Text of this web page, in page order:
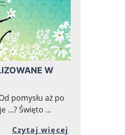
W
pomysłu aż po
...? Święto ...
Czytaj więcej